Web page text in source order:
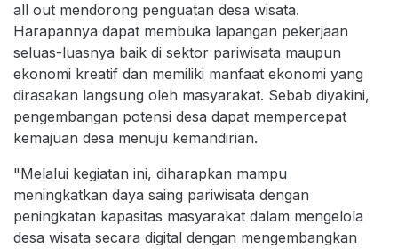
all out mendorong penguatan desa wisata.
Harapannya dapat membuka lapangan pekerjaan
seluas-luasnya baik di sektor pariwisata maupun
ekonomi kreatif dan memiliki manfaat ekonomi yang
dirasakan langsung oleh masyarakat. Sebab diyakini,
pengembangan potensi desa dapat mempercepat
kemajuan desa menuju kemandirian.
"Melalui kegiatan ini, diharapkan mampu
meningkatkan daya saing pariwisata dengan
peningkatan kapasitas masyarakat dalam mengelola
desa wisata secara digital dengan mengembangkan